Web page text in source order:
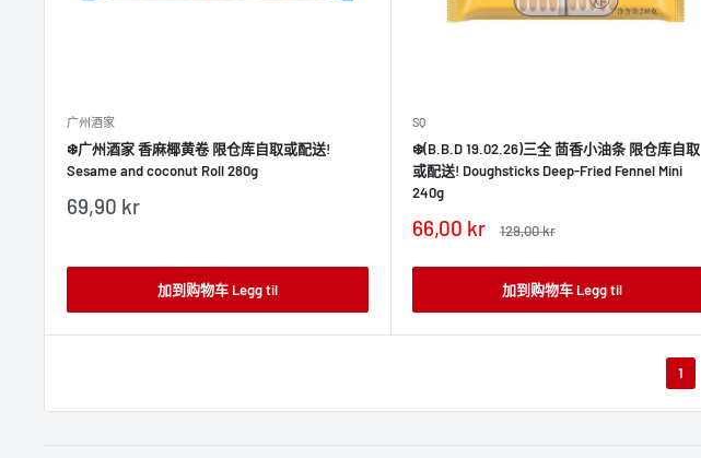
广州酒家
❄️广州酒家 香麻椰黄卷 限仓库自取或配送!
Sesame and coconut Roll 280g
销
格
69,90 kr
加到购物车 Legg til
SQ
❄️(B.B.D 19.02.26)三全 茴香小油条 限仓库自取
或配送! Doughsticks Deep-Fried Fennel Mini
240g
销
价
66,00 kr
正
格
129,00 kr
加到购物车 Legg til
1